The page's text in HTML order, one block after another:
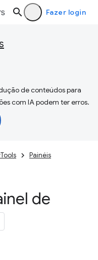
Fazer login
de conteúdos para
com IA podem ter erros.
Painéis
de